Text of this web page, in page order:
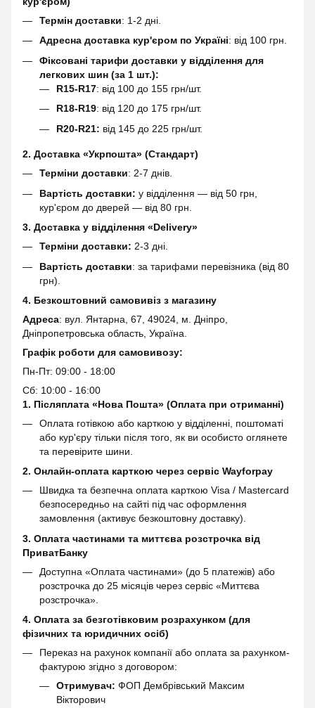
Термін доставки: 1-2 дні.
Адресна доставка кур'єром по Україні: від 100 грн.
Фіксовані тарифи доставки у відділення для
легкових шин (за 1 шт.):
R15-R17: від 100 до 155 грн/шт.
R18-R19: від 120 до 175 грн/шт.
R20-R21: від 145 до 225 грн/шт.
2. Доставка «Укрпошта» (Стандарт)
Терміни доставки: 2-7 днів.
Вартість доставки: у відділення — від 50 грн,
кур'єром до дверей — від 80 грн.
3. Доставка у відділення «Delivery»
Терміни доставки: 2-3 дні.
Вартість доставки: за тарифами перевізника (від 80
грн).
4. Безкоштовний самовивіз з магазину
Адреса: вул. Янтарна, 67, 49024, м. Дніпро,
Дніпропетровська область, Україна.
Графік роботи для самовивозу:
Пн-Пт: 09:00 - 18:00
Сб: 10:00 - 16:00
1. Післяплата «Нова Пошта» (Оплата при отриманні)
Оплата готівкою або карткою у відділенні, поштоматі
або кур'єру тільки після того, як ви особисто оглянете
та перевірите шини.
2. Онлайн-оплата карткою через сервіс Wayforpay
Швидка та безпечна оплата карткою Visa / Mastercard
безпосередньо на сайті під час оформлення
замовлення (активує безкоштовну доставку).
3. Оплата частинами та миттєва розстрочка від
ПриватБанку
Доступна «Оплата частинами» (до 5 платежів) або
розстрочка до 25 місяців через сервіс «Миттєва
розстрочка».
4. Оплата за безготівковим розрахунком (для
фізичних та юридичних осіб)
Переказ на рахунок компанії або оплата за рахунком-
фактурою згідно з договором:
Отримувач: ФОП Дембрівський Максим
Вікторович